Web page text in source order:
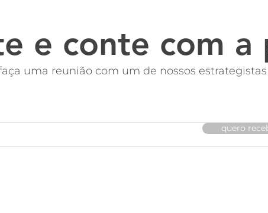
e conte com a
uma reunião com um de nossos estrategistas
quero